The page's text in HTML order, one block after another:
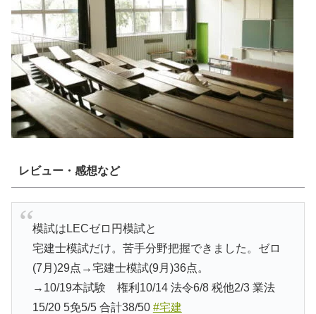
レビュー・感想など
模試はLECゼロ円模試と
宅建士模試だけ。苦手分野把握できました。ゼロ
(7月)29点→宅建士模試(9月)36点。
→10/19本試験 権利10/14 法令6/8 税他2/3 業法
15/20 5免5/5 合計38/50 #宅建